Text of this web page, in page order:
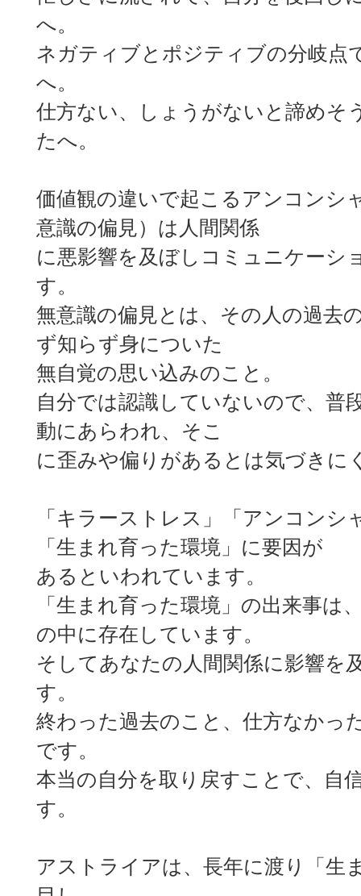
へ。
ネガティブとポジティブの分岐点
へ。
仕方ない、しょうがないと諦めそ
たへ。
価値観の違いで起こるアンコンシ
意識の偏見）は人間関係
に悪影響を及ぼしコミュニケーシ
す。
無意識の偏見とは、その人の過去
ず知らず身についた
無自覚の思い込みのこと。
自分では認識していないので、普
動にあらわれ、そこ
に歪みや偏りがあるとは気づきに
「キラーストレス」「アンコンシ
「生まれ育った環境」に要因が
あるといわれています。
「生まれ育った環境」の出来事は
の中に存在しています。
そしてあなたの人間関係に影響を
す。
終わった過去のこと、仕方なかっ
です。
本当の自分を取り戻すことで、自
す。
アストライアは、長年に渡り「生